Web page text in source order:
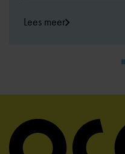
Lees meer